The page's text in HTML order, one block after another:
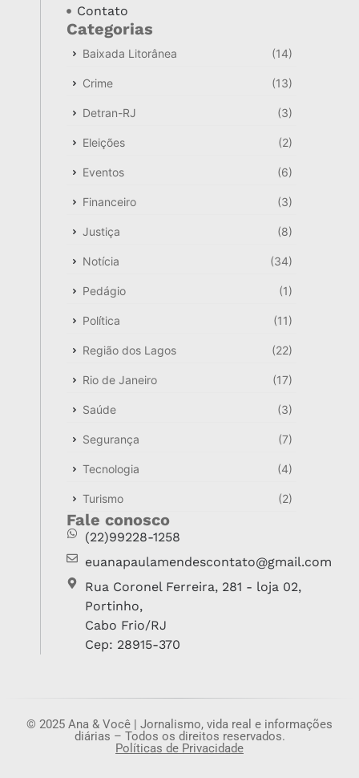
Contato
Categorias
Baixada Litorânea (14)
Crime (13)
Detran-RJ (3)
Eleições (2)
Eventos (6)
Financeiro (3)
Justiça (8)
Notícia (34)
Pedágio (1)
Política (11)
Região dos Lagos (22)
Rio de Janeiro (17)
Saúde (3)
Segurança (7)
Tecnologia (4)
Turismo (2)
Fale conosco
(22)99228-1258
euanapaulamendescontato@gmail.com
Rua Coronel Ferreira, 281 - loja 02,
Portinho,
Cabo Frio/RJ
Cep: 28915-370
© 2025 Ana & Você | Jornalismo, vida real e informações
diárias – Todos os direitos reservados.
Políticas de Privacidade